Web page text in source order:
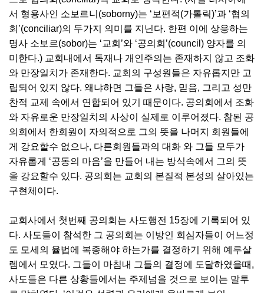
서 형용사인 소보르니(soborny)는 ‘보편적(가톨릭)’과 ‘협의
회’(conciliar)의 두가지 의미를 지닌다. 한편 이에 상응하는
명사 소보르(sobor)는 ‘교회’와 ‘공의회’(council) 양자를 의
미한다.) 교회내에서 독재나 개인주의는 존재하지 않고 조화
와 만장일치가 존재한다. 교회의 구성원들은 자유롭지만 고
립되어 있지 않다. 왜냐하면 그들은 사랑, 믿음, 그리고 성만
찬적 교제 속에서 연합되어 있기 때문이다. 공의회에서 조화
와 자유로운 만장일치의 사상이 실제로 이루어졌다. 참된 공
의회에서 한회원이 자의적으로 그의 뜻을 나머지 회원들에
게 강요할수 없으나, 다른회원들과의 대화 와 그들 모두가
자유롭게 ‘공동의 마음’을 만들어 내는 방식속에서 그의 뜻
을 강요할수 있다. 공의회는 교회의 본질적 본성의 살아있는
구현체이다.
교회사에서 첫번째 공의회는 사도행전 15장에 기록되어 있
다. 사도들이 참석한 그 공의회는 이방인 회심자들이 어느정
도 모세의 율법에 복종해야 하는가를 결정하기 위해 예루살
렘에서 모였다. 그들이 마침내 그들의 결정에 도달하였을때,
사도들은 다른 상황들에서는 주제넘을 것으로 보이는 말투